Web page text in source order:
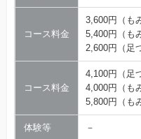
コース料金
3,600円（も
5,400円（も
2,600円（足
コース料金
4,100円（足
4,000円（も
5,800円（も
体験等 －